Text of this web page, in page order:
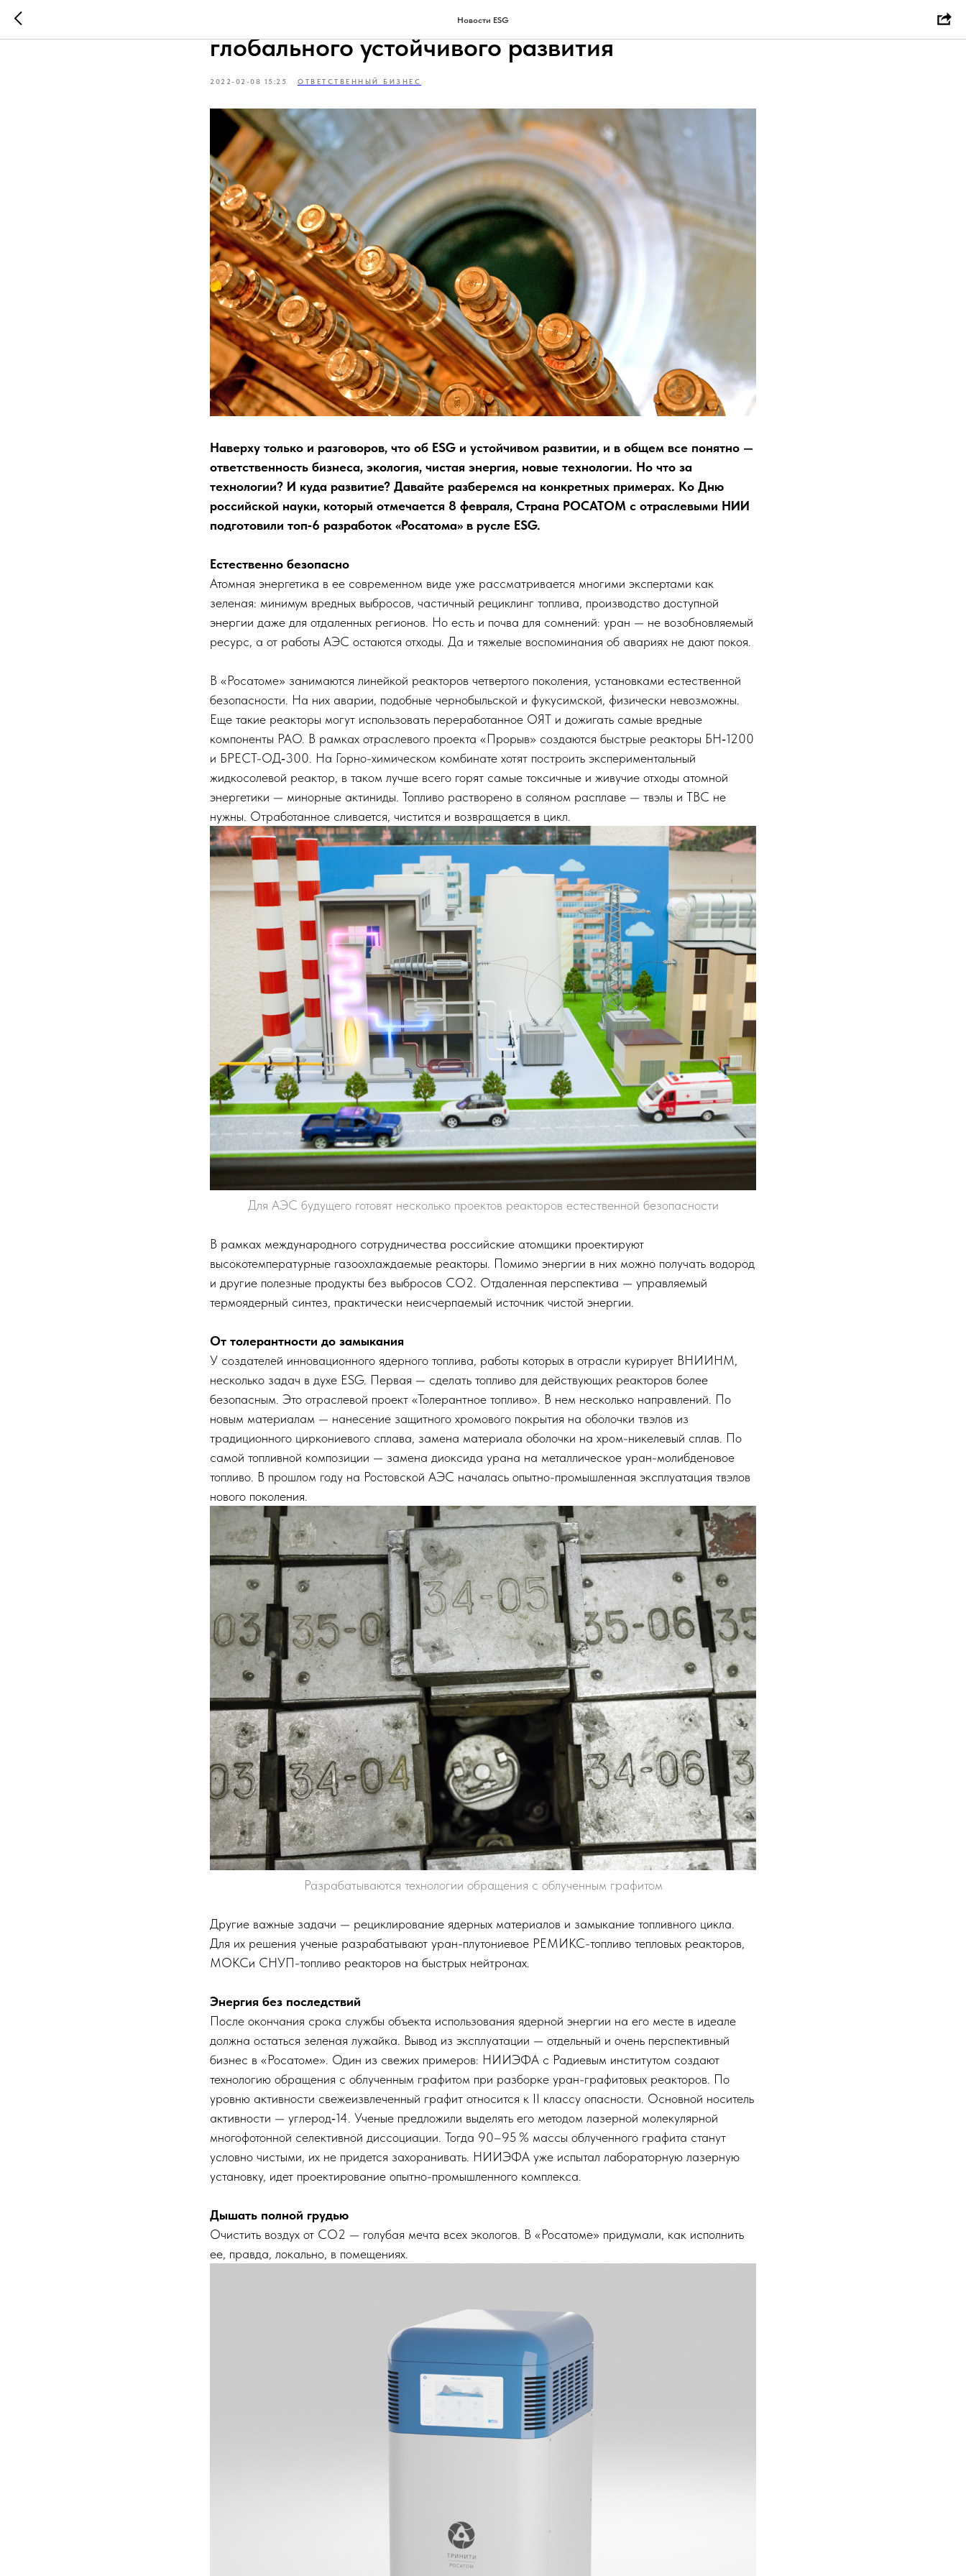
Новости ESG
В стиле ESG: инновации атомной науки для
глобального устойчивого развития
2022-02-08 15:25 ОТВЕТСТВЕННЫЙ БИЗНЕС
Наверху только и разговоров, что об ESG и устойчивом развитии, и в общем все понятно —
​ответственность бизнеса, экология, чистая энергия, новые технологии. Но что за
технологии? И куда развитие? Давайте разберемся на конкретных примерах. Ко Дню
российской науки, который отмечается 8 февраля, Страна РОСАТОМ с отраслевыми НИИ
подготовили топ‑6 разработок «Росатома» в русле ESG.
Естественно безопасно
Атомная энергетика в ее современном виде уже рассматривается многими экспертами как
зеленая: минимум вредных выбросов, частичный рециклинг топлива, производство доступной
энергии даже для отдаленных регионов. Но есть и почва для сомнений: уран — ​не возобновляемый
ресурс, а от работы АЭС остаются отходы. Да и тяжелые воспоминания об авариях не дают покоя.
В «Росатоме» занимаются линейкой реакторов четвертого поколения, установками естественной
безопасности. На них аварии, подобные чернобыльской и фукусимской, физически невозможны.
Еще такие реакторы могут использовать переработанное ОЯТ и дожигать самые вредные
компоненты РАО. В рамках отраслевого проекта «Прорыв» создаются быстрые реакторы БН‑1200
и БРЕСТ-ОД‑300. На Горно-химическом комбинате хотят построить экспериментальный
жидкосолевой реактор, в таком лучше всего горят самые токсичные и живучие отходы атомной
энергетики — ​минорные актиниды. Топливо растворено в соляном расплаве — ​твэлы и ТВС не
нужны. Отработанное сливается, чистится и возвращается в цикл.
Для АЭС будущего готовят несколько проектов реакторов естественной безопасности
В рамках международного сотрудничества российские атомщики проектируют
высокотемпературные газоохлаждаемые реакторы. Помимо энергии в них можно получать водород
и другие полезные продукты без выбросов СО2. Отдаленная перспектива — ​управляемый
термоядерный синтез, практически неисчерпаемый источник чистой энергии.
От толерантности до замыкания
У создателей инновационного ядерного топлива, работы которых в отрасли курирует ВНИИНМ,
несколько задач в духе ESG. Первая — ​сделать топливо для действующих реакторов более
безопасным. Это отраслевой проект «Толерантное топливо». В нем несколько направлений. По
новым материалам — ​нанесение защитного хромового покрытия на оболочки твэлов из
традиционного циркониевого сплава, замена материала оболочки на хром-никелевый сплав. По
самой топливной композиции — ​замена диоксида урана на металлическое уран-молибденовое
топливо. В прошлом году на Ростовской АЭС началась опытно-промышленная эксплуатация твэлов
нового поколения.
Разрабатываются технологии обращения с облученным графитом
Другие важные задачи — ​рециклирование ядерных материалов и замыкание топливного цикла.
Для их решения ученые разрабатывают уран-плутониевое РЕМИКС-топливо тепловых реакторов,
МОКСи СНУП-топливо реакторов на быстрых нейтронах.
Энергия без последствий
После окончания срока службы объекта использования ядерной энергии на его месте в идеале
должна остаться зеленая лужайка. Вывод из эксплуатации — ​отдельный и очень перспективный
бизнес в «Росатоме». Один из свежих примеров: НИИЭФА с Радиевым институтом создают
технологию обращения с облученным графитом при разборке уран-графитовых реакторов. По
уровню активности свежеизвлеченный графит относится к II классу опасности. Основной носитель
активности — ​углерод‑14. Ученые предложили выделять его методом лазерной молекулярной
многофотонной селективной диссоциации. Тогда 90–95 % массы облученного графита станут
условно чистыми, их не придется захоранивать. НИИЭФА уже испытал лабораторную лазерную
установку, идет проектирование опытно-промышленного комплекса.
Дышать полной грудью
Очистить воздух от СО2 — ​голубая мечта всех экологов. В «Росатоме» придумали, как исполнить
ее, правда, локально, в помещениях.